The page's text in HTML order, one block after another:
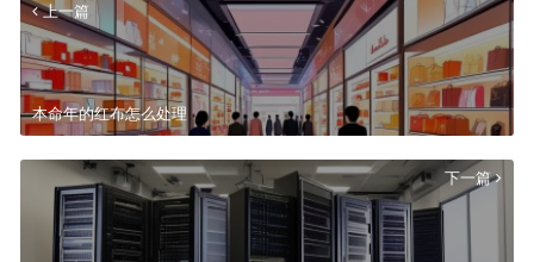
上一篇
本命年的红布怎么处理
下一篇